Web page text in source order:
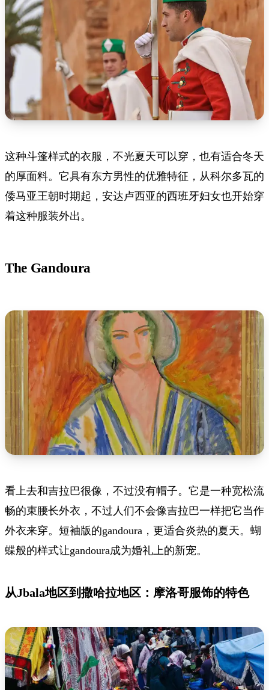
这种斗篷样式的衣服，不光夏天可以穿，也有适合冬天
的厚面料。它具有东方男性的优雅特征，从科尔多瓦的
倭马亚王朝时期起，安达卢西亚的西班牙妇女也开始穿
着这种服装外出。
The Gandoura
看上去和吉拉巴很像，不过没有帽子。它是一种宽松流
畅的束腰长外衣，不过人们不会像吉拉巴一样把它当作
外衣来穿。短袖版的gandoura，更适合炎热的夏天。蝴
蝶般的样式让gandoura成为婚礼上的新宠。
从Jbala地区到撒哈拉地区：摩洛哥服饰的特色